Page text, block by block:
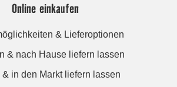
Online einkaufen
& Lieferoptionen
& nach Hause liefern lassen
& in den Markt liefern lassen